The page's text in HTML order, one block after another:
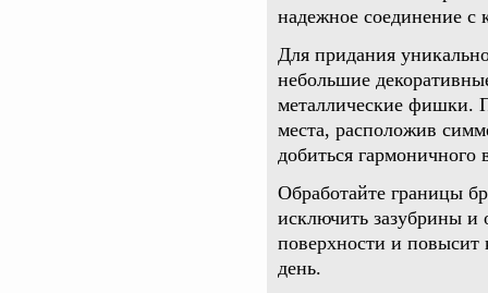
надежное соединение
Для придания
небольшие
металлические фишки.
места, расположив
добиться гармоничного
Обработайте границы
исключить зазубрины и
поверхности и
день.